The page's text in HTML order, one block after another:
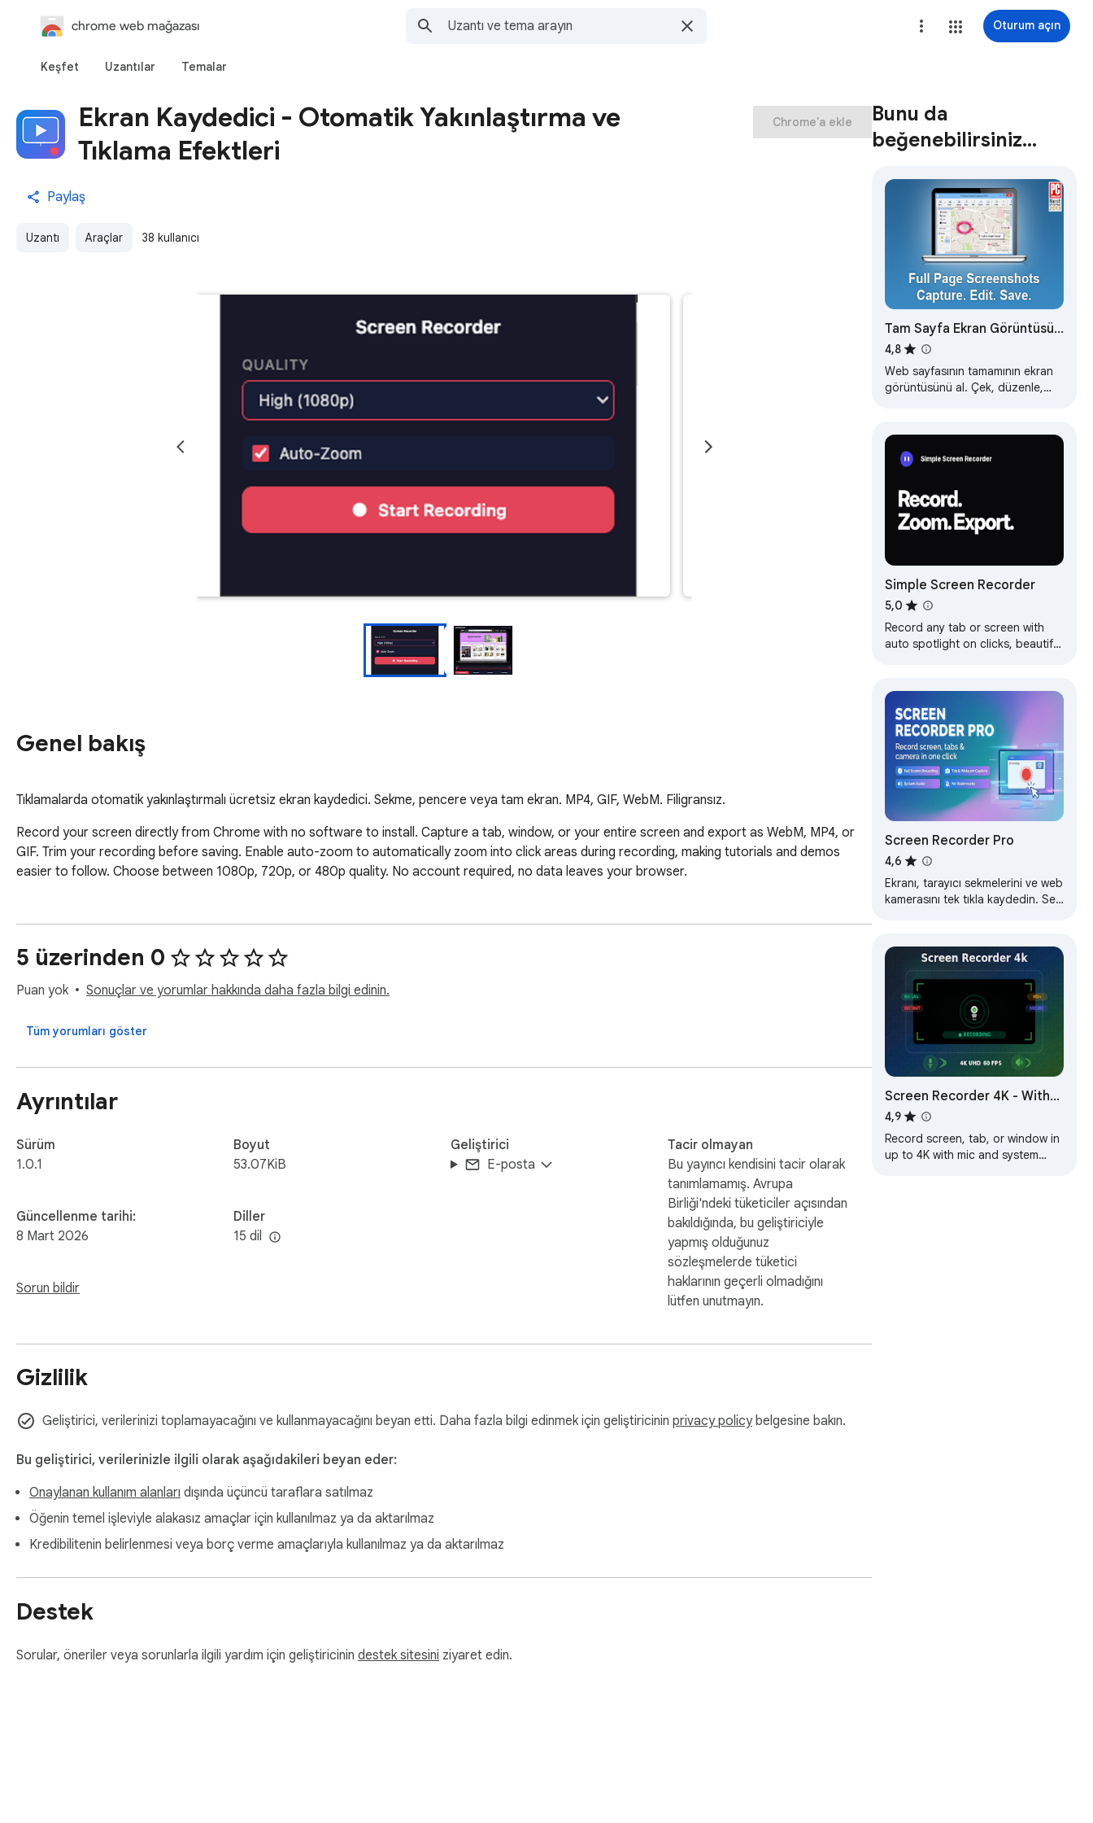
chrome web mağazası Oturum açın
Keşfet Uzantılar Temalar
Ekran Kaydedici - Otomatik Yakınlaştırma ve
Tıklama Efektleri
Paylaş
Uzantı Araçlar 38 kullanıcı
Chrome'a ekle
Genel bakış
Tıklamalarda otomatik yakınlaştırmalı ücretsiz ekran kaydedici. Sekme, pencere veya tam ekran. MP4, GIF, WebM. Filigransız.
Record your screen directly from Chrome with no software to install. Capture a tab, window, or your entire screen and export as WebM, MP4, or
GIF. Trim your recording before saving. Enable auto-zoom to automatically zoom into click areas during recording, making tutorials and demos
easier to follow. Choose between 1080p, 720p, or 480p quality. No account required, no data leaves your browser.
5 üzerinden 0
Puan yok Sonuçlar ve yorumlar hakkında daha fazla bilgi edinin.
Tüm yorumları göster
Ayrıntılar
Sürüm
1.0.1
Güncellenme tarihi:
8 Mart 2026
Sorun bildir
Boyut
53.07KiB
Diller
15 dil
Geliştirici
E-posta
Tacir olmayan
Bu yayıncı kendisini tacir olarak
tanımlamamış. Avrupa
Birliği'ndeki tüketiciler açısından
bakıldığında, bu geliştiriciyle
yapmış olduğunuz
sözleşmelerde tüketici
haklarının geçerli olmadığını
lütfen unutmayın.
Gizlilik
Geliştirici, verilerinizi toplamayacağını ve kullanmayacağını beyan etti. Daha fazla bilgi edinmek için geliştiricinin privacy policybelgesine bakın.
Bu geliştirici, verilerinizle ilgili olarak aşağıdakileri beyan eder:
Onaylanan kullanım alanları dışında üçüncü taraflara satılmaz
Öğenin temel işleviyle alakasız amaçlar için kullanılmaz ya da aktarılmaz
Kredibilitenin belirlenmesi veya borç verme amaçlarıyla kullanılmaz ya da aktarılmaz
Destek
Sorular, öneriler veya sorunlarla ilgili yardım için geliştiricinin destek sitesini ziyaret edin.
Bunu da
beğenebilirsiniz…
Tam Sayfa Ekran Görüntüsü
Al - FireShot
4,8
Web sayfasının tamamının ekran
görüntüsünü al. Çek, düzenle,
(OneNote, pano,…
Simple Screen Recorder
5,0
Record any tab or screen with
auto spotlight on clicks, beautiful
Screen Recorder Pro
4,6
Ekranı, tarayıcı sekmelerini ve web
kamerasını tek tıkla kaydedin. Ses
Screen Recorder 4K - With
Mic & System Audio
4,9
Record screen, tab, or window in
up to 4K with mic and system